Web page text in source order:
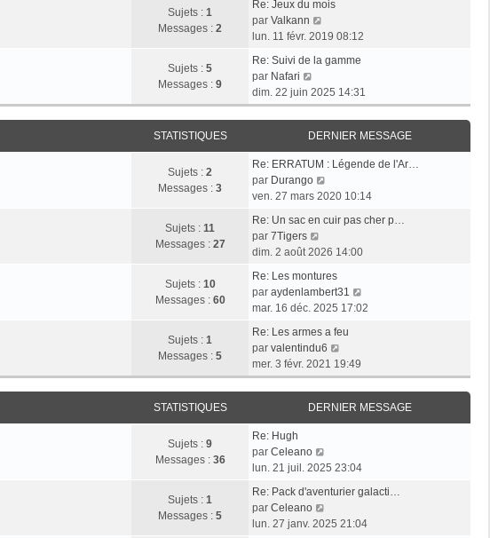
s
g
i
e
r
m
s
s
a
g
e
r
l
e
d
r
n
i
e
r
m
e
s
s
a
g
Sujets : 1
Messages : 2
Re: Jeux du mois
par Valkann
o
r
e
e
n
i
e
m
s
s
a
g
lun. 11 févr. 2019 08:12
Sujets : 5
Messages : 9
Re: Suivi de la gamme
par Nafari
o
i
r
l
e
d
e
r
n
i
e
m
e
s
s
a
g
e
dim. 22 juin 2025 14:31
STATISTIQUES DERNIER MESSAGE
Sujets : 2
Messages : 3
Re: ERRATUM : Légende de l'Ar…
par Durango
o
r
e
d
e
r
i
e
r
e
g
ven. 27 mars 2020 10:14
Sujets : 11
Messages : 27
Re: Un sac en cuir pas cher p…
par 7Tigers
o
r
l
e
d
e
r
n
i
e
r
e
s
s
a
g
dim. 2 août 2026 14:00
Sujets : 10
Messages : 60
Re: Les montures
par aydenlambert31
o
e
m
s
mar. 16 déc. 2025 17:02
Sujets : 1
Messages : 5
Re: Les armes a feu
par valentindu6
o
i
r
l
e
r
n
e
mer. 3 févr. 2021 19:49
STATISTIQUES DERNIER MESSAGE
Sujets : 9
Messages : 36
Re: Hugh
par Celeano
o
r
e
lun. 21 juil. 2025 23:04
Sujets : 1
Messages : 5
Re: Pack d'aventurier galacti…
par Celeano
o
lun. 27 janv. 2025 21:04